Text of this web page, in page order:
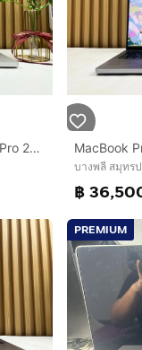
MacBook Pro 16-inch M3 Pro 2023 Ram36GB SSD512GB Sliver
บางพลี สมุทร
฿
PREMIUM